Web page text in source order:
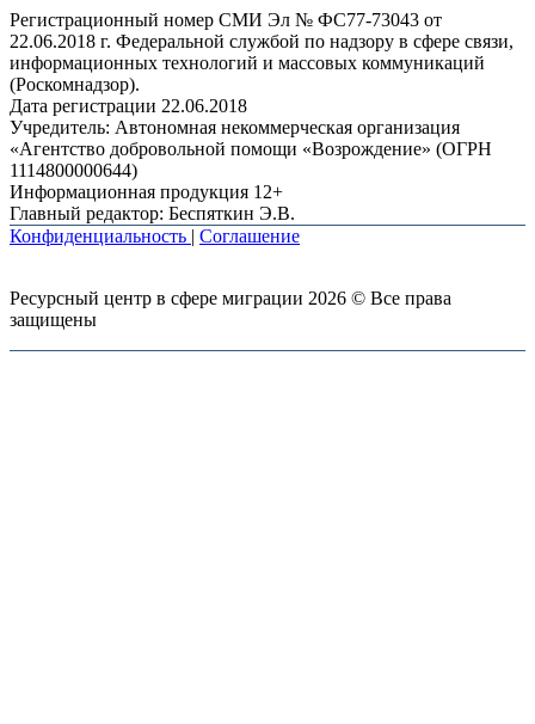
Регистрационный номер СМИ Эл № ФС77-73043 от
22.06.2018 г. Федеральной службой по надзору в сфере связи,
информационных технологий и массовых коммуникаций
(Роскомнадзор).
Дата регистрации 22.06.2018
Учредитель: Автономная некоммерческая организация
«Агентство добровольной помощи «Возрождение» (ОГРН
1114800000644)
Информационная продукция 12+
Главный редактор: Беспяткин Э.В.
Конфиденциальность | Соглашение
Ресурсный центр в сфере миграции 2026 © Все права
защищены